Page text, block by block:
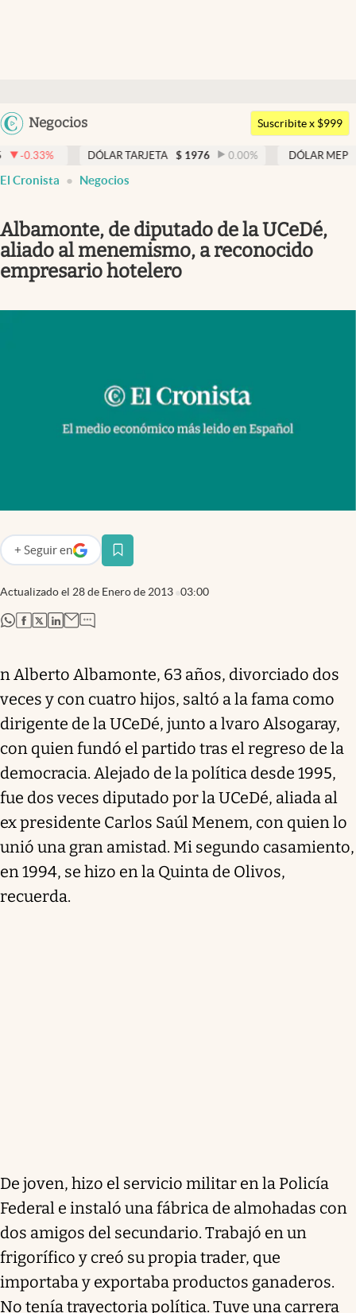
Argentina
Uruguay
Negocios
Members
Economía y Política
Finanzas y Mercados
Negocios
Columnistas
Mediakit
Argentina
Suscribite x $999
DÓLAR TARJETA $ 1976 0.00 % DÓLAR MEP $ 1526,03
El Cronista Negocios
Albamonte, de diputado de la UCeDé,
aliado al menemismo, a reconocido
empresario hotelero
Actualizado el 28 de Enero de 2013 03:00
+ Seguir en
abre en nueva pestaña
abre en nueva pestaña
abre en nueva pestaña
abre en nueva pestaña
abre en nueva pestaña
n Alberto Albamonte, 63 años, divorciado dos
veces y con cuatro hijos, saltó a la fama como
dirigente de la UCeDé, junto a lvaro Alsogaray,
con quien fundó el partido tras el regreso de la
democracia. Alejado de la política desde 1995,
fue dos veces diputado por la UCeDé, aliada al
ex presidente Carlos Saúl Menem, con quien lo
unió una gran amistad. Mi segundo casamiento,
en 1994, se hizo en la Quinta de Olivos,
recuerda.
De joven, hizo el servicio militar en la Policía
Federal e instaló una fábrica de almohadas con
dos amigos del secundario. Trabajó en un
frigorífico y creó su propia trader, que
importaba y exportaba productos ganaderos.
No tenía trayectoria política. Tuve una carrera